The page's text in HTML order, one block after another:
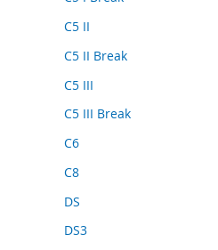
C5 II
C5 II Break
C5 III
C5 III Break
C6
C8
DS
DS3